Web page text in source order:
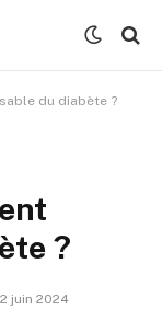
du diabète ?
?
juin 2024